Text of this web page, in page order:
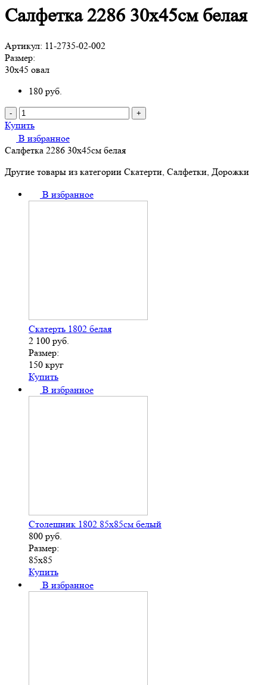
Салфетка 2286 30х45см белая
Артикул: 11-2735-02-002
Размер:
30х45 овал
180 руб.
- +
Купить
В избранное
Салфетка 2286 30х45см белая
Другие товары из категории Скатерти, Салфетки, Дорожки
В избранное
Скатерть 1802 белая
2 100 руб.
Размер:
150 круг
Купить
В избранное
Столешник 1802 85х85см белый
800 руб.
Размер:
85х85
Купить
В избранное